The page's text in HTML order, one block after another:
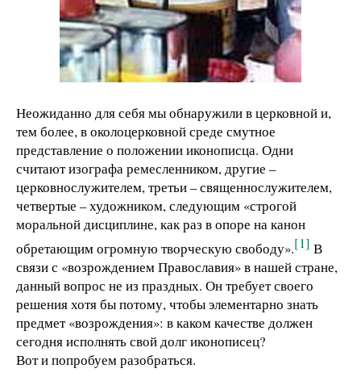
Неожиданно для себя мы обнаружили в церковной и,
тем более, в околоцерковной среде смутное
представление о положении иконописца. Одни
считают изографа ремесленником, другие –
церковнослужителем, третьи – священнослужителем,
четвертые – художником, следующим «строгой
моральной дисциплине, как раз в опоре на канон
обретающим огромную творческую свободу».[1] В
связи с «возрождением Православия» в нашей стране,
данный вопрос не из праздных. Он требует своего
решения хотя бы потому, чтобы элементарно знать
предмет «возрождения»: в каком качестве должен
сегодня исполнять свой долг иконописец?
Вот и попробуем разобраться.